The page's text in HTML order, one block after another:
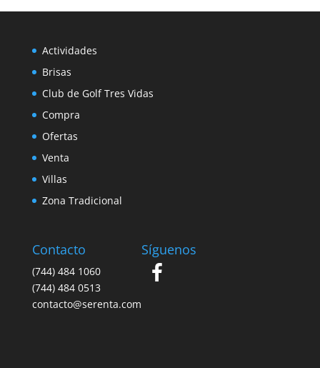
Actividades
Brisas
Club de Golf Tres Vidas
Compra
Ofertas
Venta
Villas
Zona Tradicional
Contacto
(744) 484 1060
(744) 484 0513
contacto@serenta.com
Síguenos